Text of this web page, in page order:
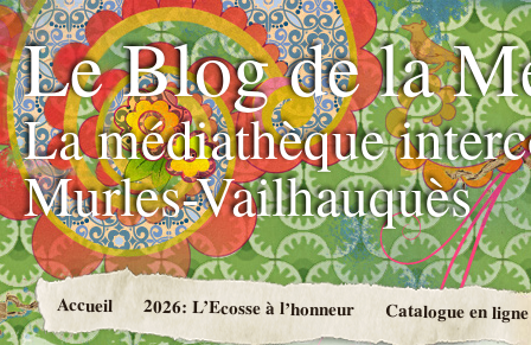
Le Blog de la
La médiathèque
Murles-Vailhauquès
Accueil 2026: L’Ecosse à l’honneur Catalogue en